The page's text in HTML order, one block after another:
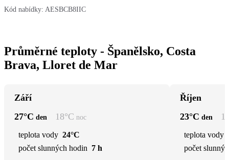
Kód nabídky: AESBCB8IIC
Průměrné teploty - Španělsko, Costa
Brava, Lloret de Mar
Září
27°C den 18°C noc
teplota vody 24°C
počet slunných hodin 7 h
Říjen
23°C den
teplota vody
počet